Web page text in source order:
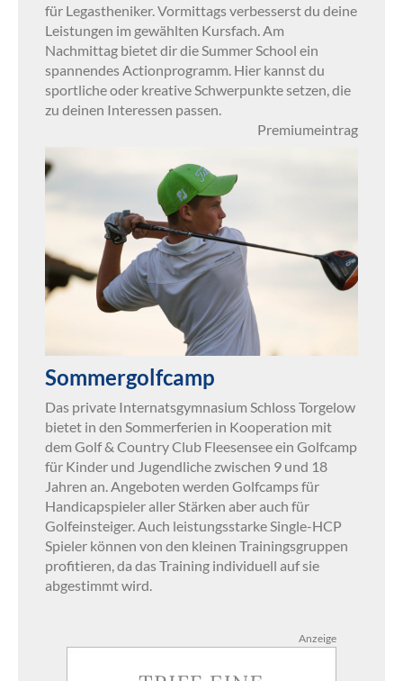
für Legastheniker. Vormittags verbesserst du deine
Leistungen im gewählten Kursfach. Am
Nachmittag bietet dir die Summer School ein
spannendes Actionprogramm. Hier kannst du
sportliche oder kreative Schwerpunkte setzen, die
zu deinen Interessen passen.
Premiumeintrag
Sommergolfcamp
Das private Internatsgymnasium Schloss Torgelow
bietet in den Sommerferien in Kooperation mit
dem Golf & Country Club Fleesensee ein Golfcamp
für Kinder und Jugendliche zwischen 9 und 18
Jahren an. Angeboten werden Golfcamps für
Handicapspieler aller Stärken aber auch für
Golfeinsteiger. Auch leistungsstarke Single-HCP
Spieler können von den kleinen Trainingsgruppen
profitieren, da das Training individuell auf sie
abgestimmt wird.
Anzeige